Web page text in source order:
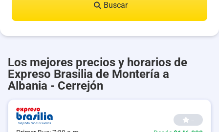
Buscar
Los mejores precios y horarios de
Expreso Brasilia de Montería a
Albania - Cerrejón
--